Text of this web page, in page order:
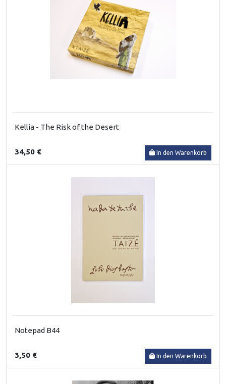
Kellia - The Risk of the Desert
34,50 € In den Warenkorb
Notepad B44
3,50 € In den Warenkorb